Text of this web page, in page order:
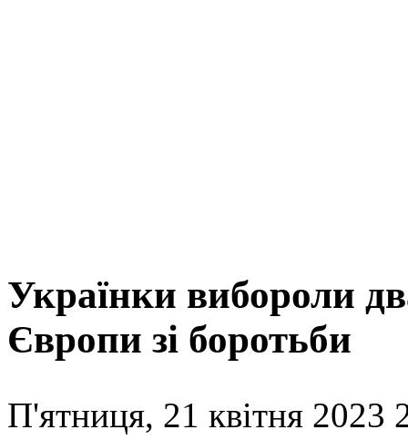
Українки вибороли
Європи зі боротьби
П'ятниця, 21 квітня 2023